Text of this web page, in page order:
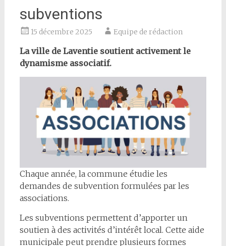
subventions
15 décembre 2025 Equipe de rédaction
La ville de Laventie soutient activement le
dynamisme associatif.
Chaque année, la commune étudie les
demandes de subvention formulées par les
associations.
Les subventions permettent d’apporter un
soutien à des activités d’intérêt local. Cette aide
municipale peut prendre plusieurs formes